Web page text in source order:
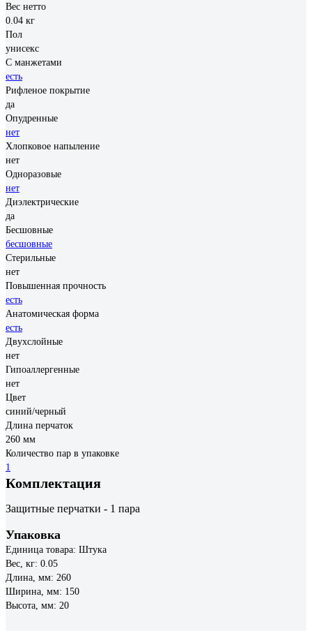
Вес нетто
0.04 кг
Пол
унисекс
С манжетами
есть
Рифленое покрытие
да
Опудренные
нет
Хлопковое напыление
нет
Одноразовые
нет
Диэлектрические
да
Бесшовные
бесшовные
Стерильные
нет
Повышенная прочность
есть
Анатомическая форма
есть
Двухслойные
нет
Гипоаллергенные
нет
Цвет
синий/черный
Длина перчаток
260 мм
Количество пар в упаковке
1
Комплектация
Защитные перчатки - 1 пара
Упаковка
Единица товара: Штука
Вес, кг: 0.05
Длина, мм: 260
Ширина, мм: 150
Высота, мм: 20